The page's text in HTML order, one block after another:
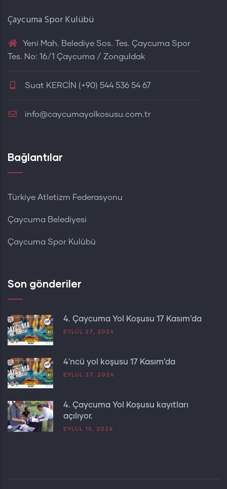
Çaycuma Spor Kulübü
Yeni Mah. Belediye Sos. Tes. Çaycuma Spor
Tes. No: 16/1 Çaycuma / Zonguldak
Suat KERCİN (+90) 544 536 54 67
info@caycumayolkosusu.com.tr
Bağlantılar
Türkiye Atletizm Federasyonu
Çaycuma Belediyesi
Çaycuma Spor Kulübü
Son gönderiler
4. Çaycuma Yol Koşusu 17 Kasım’da
EYLÜL 27, 2024
4'ncü yol koşusu 17 Kasım’da
EYLÜL 27, 2024
4. Çaycuma Yol Koşusu kayıtları
açılıyor.
EYLÜL 15, 2024